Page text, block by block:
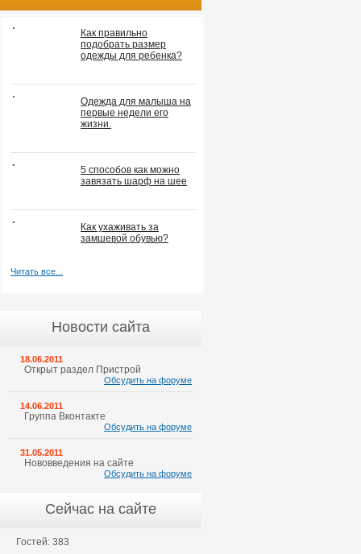
Как правильно
подобрать размер
одежды для ребенка?
Одежда для малыша на
первые недели его
жизни.
5 способов как можно
завязать шарф на шее
Как ухаживать за
замшевой обувью?
Читать все...
Новости сайта
18.06.2011
Открыт раздел Пристрой
Обсудить на форуме
14.06.2011
Группа Вконтакте
Обсудить на форуме
31.05.2011
Нововведения на сайте
Обсудить на форуме
Сейчас на сайте
Гостей: 383